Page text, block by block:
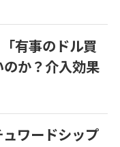
有事のドル買
か？介入効果
ワードシップ